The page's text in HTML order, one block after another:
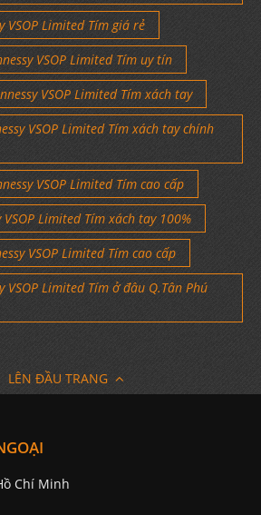
VSOP Limited Tím giá rẻ
VSOP Limited Tím uy tín
VSOP Limited Tím xách tay
VSOP Limited Tím xách tay chính
VSOP Limited Tím cao cấp
Limited Tím xách tay 100%
VSOP Limited Tím cao cấp
VSOP Limited Tím ở đâu Q.Tân Phú
LÊN ĐẦU TRANG
Chí Minh